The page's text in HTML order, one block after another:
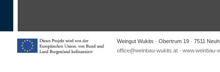
Weingut Wukits · Obertrum 19 · 7511
office@weinbau-wukits.at · www.weinbau-